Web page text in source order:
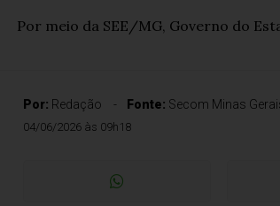
Por meio da SEE/MG, Governo do
Por: Redação Fonte: Secom Minas
04/06/2026 às 09h18